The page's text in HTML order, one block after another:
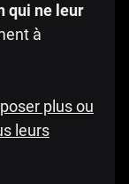
qui ne leur
à
plus ou
leurs